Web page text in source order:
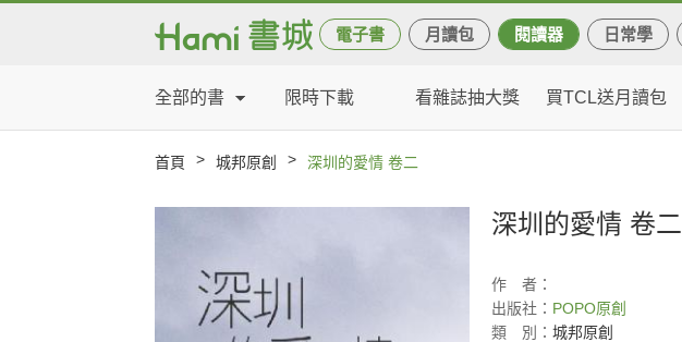
電子書 月讀包 閱讀器 日常學
全部的書 限時下載 看雜誌抽大獎 買TCL送月讀包
首頁 > 城邦原創 > 深圳的愛情 卷二
深圳的愛情 卷二
作
者：
出版社： POPO原創
類
別： 城邦原創